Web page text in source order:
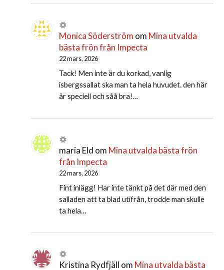
Monica Söderström om Mina utvalda
bästa frön från Impecta
22 mars, 2026
Tack! Men inte är du korkad, vanlig
isbergssallat ska man ta hela huvudet. den här
är speciell och såå bra!…
maria Eld om Mina utvalda bästa frön
från Impecta
22 mars, 2026
Fint inlägg! Har inte tänkt på det där med den
salladen att ta blad utifrån, trodde man skulle
ta hela…
Kristina Rydfjäll om Mina utvalda bästa